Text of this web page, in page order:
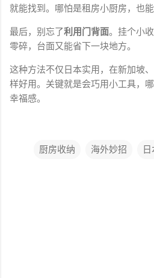
就能找到。哪怕是租房小厨房，也能
最后，别忘了利用门背面。挂个小
零碎，台面又能省下一块地方。
这种方法不仅日本实用，在新加坡
样好用。关键就是会巧用小工具，
幸福感。
厨房收纳 海外妙招